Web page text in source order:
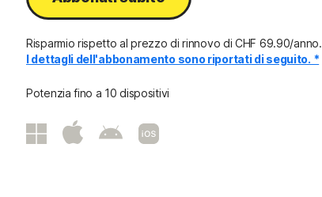
Risparmio rispetto al prezzo di rinnovo di CHF 69.90/anno.
I dettagli dell'abbonamento sono riportati di seguito. *
Potenzia fino a 10 dispositivi